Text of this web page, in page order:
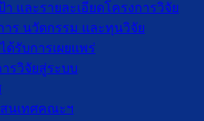
า และรายละเอียดโครงการวิจัย
าร นวัตกรรม และทุนวิจัย
รับการเผยแพร่
รวิจัยสู่ระบบ
นเทศคณะฯ